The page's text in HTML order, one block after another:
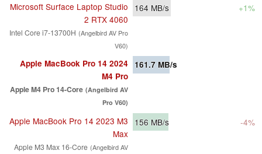
Microsoft Surface Laptop Studio
2 RTX 4060
Intel Core i7-13700H (Angelbird AV Pro
V60)
164 MB/s +1%
Apple MacBook Pro 14 2024
M4 Pro
Apple M4 Pro 14-Core (Angelbird AV
Pro V60)
161.7 MB/s
Apple MacBook Pro 14 2023 M3
Max
Apple M3 Max 16-Core (Angelbird AV
156 MB/s -4%